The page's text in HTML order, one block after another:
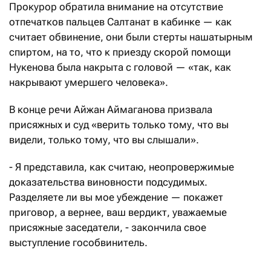
Прокурор обратила внимание на отсутствие
отпечатков пальцев Салтанат в кабинке — как
считает обвинение, они были стерты нашатырным
спиртом, на то, что к приезду скорой помощи
Нукенова была накрыта с головой — «так, как
накрывают умершего человека».
В конце речи Айжан Аймаганова призвала
присяжных и суд «верить только тому, что вы
видели, только тому, что вы слышали».
- Я представила, как считаю, неопровержимые
доказательства виновности подсудимых.
Разделяете ли вы мое убеждение — покажет
приговор, а вернее, ваш вердикт, уважаемые
присяжные заседатели, - закончила свое
выступление гособвинитель.